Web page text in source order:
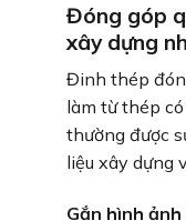
Đóng góp
xây dựng
Đinh thép
làm từ thép
thường được
liệu xây dựng
Gắn hình